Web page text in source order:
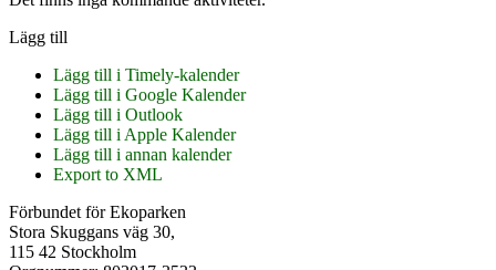
Lägg till
Lägg till i Timely-kalender
Lägg till i Google Kalender
Lägg till i Outlook
Lägg till i Apple Kalender
Lägg till i annan kalender
Export to XML
Footer
Förbundet för Ekoparken
Stora Skuggans väg 30,
115 42 Stockholm